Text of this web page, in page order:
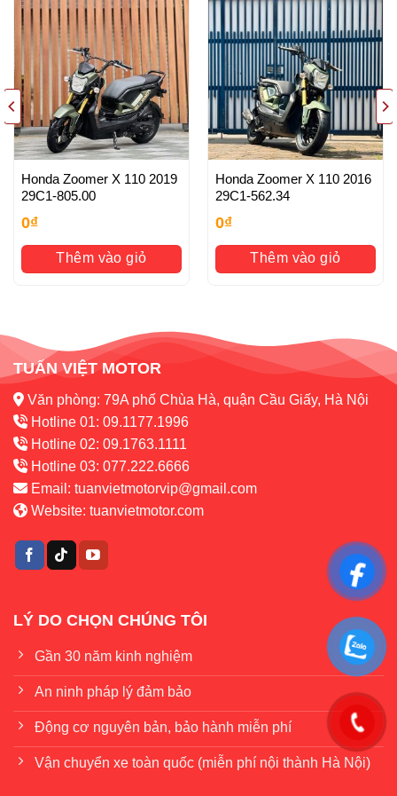
Honda Zoomer X 110 2019
29C1-805.00
0₫
Thêm vào giỏ
Honda Zoomer X 110 2016
29C1-562.34
0₫
Thêm vào giỏ
TUẤN VIỆT MOTOR
Văn phòng: 79A phố Chùa Hà, quận Cầu Giấy, Hà Nội
Hotline 01: 09.1177.1996
Hotline 02: 09.1763.1111
Hotline 03: 077.222.6666
Email: tuanvietmotorvip@gmail.com
Website: tuanvietmotor.com
LÝ DO CHỌN CHÚNG TÔI
Gần 30 năm kinh nghiệm
An ninh pháp lý đảm bảo
Động cơ nguyên bản, bảo hành miễn phí
Vận chuyển xe toàn quốc (miễn phí nội thành Hà Nội)